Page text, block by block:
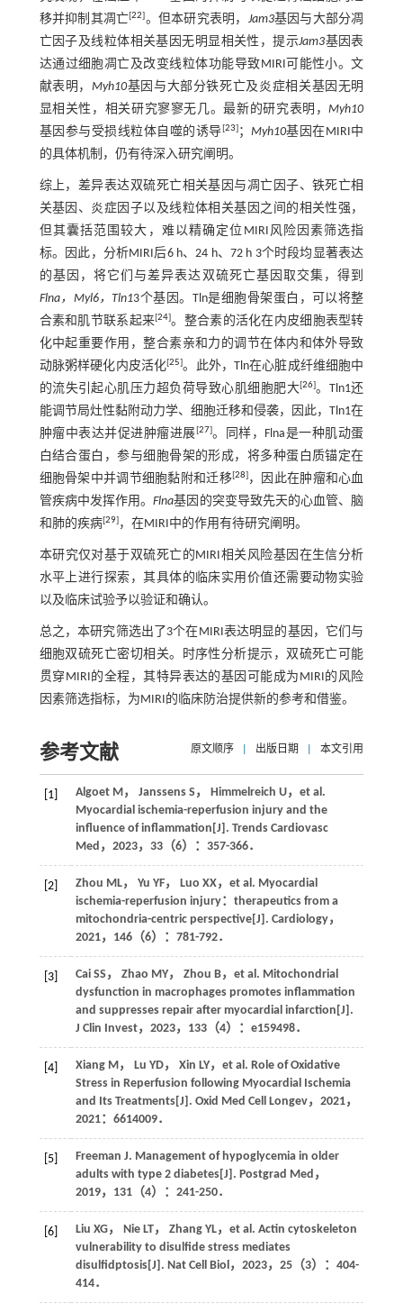
移并抑制其凋亡[22]。但本研究表明， Jam3基因与大部分凋
亡因子及线粒体相关基因无明显相关性，提示Jam3基因表
达通过细胞凋亡及改变线粒体功能导致MIRI可能性小。文
献表明，Myh10基因与大部分铁死亡及炎症相关基因无明
显相关性，相关研究寥寥无几。最新的研究表明，Myh10
基因参与受损线粒体自噬的诱导[23]； Myh10基因在MIRI中
的具体机制，仍有待深入研究阐明。
综上，差异表达双硫死亡相关基因与凋亡因子、铁死亡相
关基因、炎症因子以及线粒体相关基因之间的相关性强，
但其囊括范围较大，难以精确定位MIRI风险因素筛选指
标。因此，分析MIRI后6 h、24 h、72 h 3个时段均显著表达
的基因，将它们与差异表达双硫死亡基因取交集，得到
Flna，Myl6，Tln13个基因。Tln是细胞骨架蛋白，可以将整
合素和肌节联系起来[24]。整合素的活化在内皮细胞表型转
化中起重要作用，整合素亲和力的调节在体内和体外导致
动脉粥样硬化内皮活化[25]。此外，Tln在心脏成纤维细胞中
的流失引起心肌压力超负荷导致心肌细胞肥大[26]。Tln1还
能调节局灶性黏附动力学、细胞迁移和侵袭，因此，Tln1在
肿瘤中表达并促进肿瘤进展[27]。同样，Flna是一种肌动蛋
白结合蛋白，参与细胞骨架的形成，将多种蛋白质锚定在
细胞骨架中并调节细胞黏附和迁移[28]，因此在肿瘤和心血
管疾病中发挥作用。Flna基因的突变导致先天的心血管、脑
和肺的疾病[29]，在MIRI中的作用有待研究阐明。
本研究仅对基于双硫死亡的MIRI相关风险基因在生信分析
水平上进行探索，其具体的临床实用价值还需要动物实验
以及临床试验予以验证和确认。
总之，本研究筛选出了3个在MIRI表达明显的基因，它们与
细胞双硫死亡密切相关。时序性分析提示，双硫死亡可能
贯穿MIRI的全程，其特异表达的基因可能成为MIRI的风险
因素筛选指标，为MIRI的临床防治提供新的参考和借鉴。
参考文献 原文顺序 出版日期 本文引用
[1] Algoet M ， Janssens S ， Himmelreich U， et al .
Myocardial ischemia-reperfusion injury and the
influence of inflammation[J]. Trends Cardiovasc
Med ， 2023， 33（6）：357-366．
[2] Zhou ML， Yu YF， Luo XX， et al . Myocardial
ischemia-reperfusion injury：therapeutics from a
mitochondria-centric perspective[J]. Cardiology，
2021， 146（6）：781-792．
[3] Cai SS ， Zhao MY， Zhou B， et al . Mitochondrial
dysfunction in macrophages promotes inflammation
and suppresses repair after myocardial infarction[J].
J Clin Invest， 2023， 133（4）：e159498．
[4] Xiang M ， Lu YD， Xin LY， et al . Role of Oxidative
Stress in Reperfusion following Myocardial Ischemia
and Its Treatments[J]. Oxid Med Cell Longev， 2021，
2021：6614009．
[5] Freeman J. Management of hypoglycemia in older
adults with type 2 diabetes[J]. Postgrad Med ，
2019， 131（4）：241-250．
[6] Liu XG， Nie LT， Zhang YL， et al . Actin cytoskeleton
vulnerability to disulfide stress mediates
disulfidptosis[J]. Nat Cell Biol ， 2023， 25（3）：404-
414．